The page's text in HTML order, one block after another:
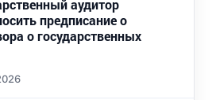
аудитор
предписание о
о государственных